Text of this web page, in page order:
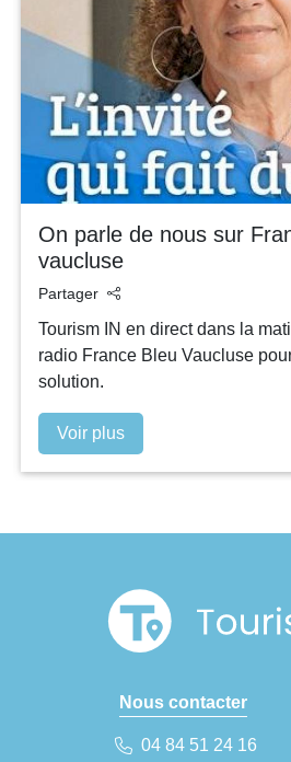
On parle de nous sur
vaucluse
Partager
Tourism IN en direct dans la
radio France Bleu Vaucluse
solution.
Voir plus
Nous contacter
04 84 51 24 16